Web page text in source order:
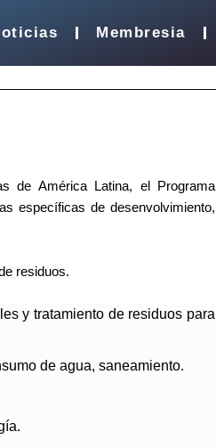
Membresia
de América Latina, el Programa
específicas de desenvolvimiento,
residuos.
y tratamiento de residuos para
de agua, saneamiento.